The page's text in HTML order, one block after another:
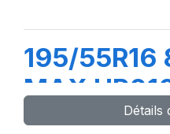
195/55R16
MAX
Détails